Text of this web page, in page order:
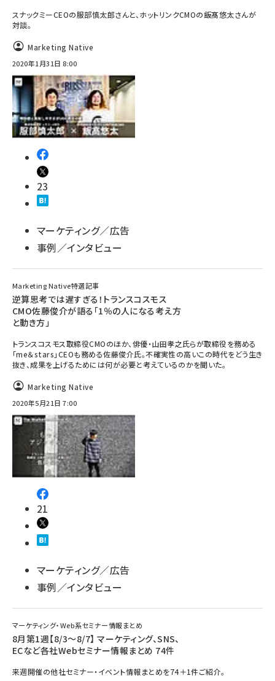
スナックミーCEOの服部慎太郎さんと、ホットリンクCMOの飯髙悠太さんが
対談。
Marketing Native
2020年1月31日 8:00
23
マーケティング／広告
事例／インタビュー
Marketing Native特選記事
逆算思考では遅すぎる！トランスコスモス
CMO佐藤俊介が語る「1％の人になる考え方
と動き方」
トランスコスモス取締役CMOのほか、俳優・山田孝之氏らが取締役を務める
「me＆stars」CEOも務める佐藤俊介氏。不確実性の高いこの時代をどう生き
抜き、成果を上げるためには何が必要と考えているのかを聞いた。
Marketing Native
2020年5月21日 7:00
21
マーケティング／広告
事例／インタビュー
マーケティング・Web系セミナー情報まとめ
8月第1週【8/3～8/7】 マーケティング、SNS、
ECなど各社Webセミナー情報まとめ 74件
来週開催の他社セミナー・イベント情報まとめを74＋1件ご紹介。